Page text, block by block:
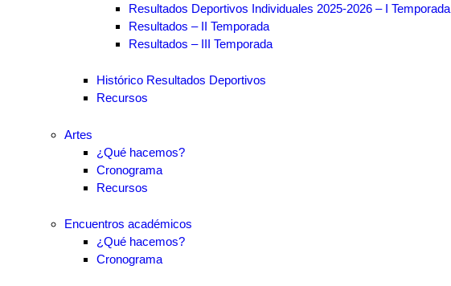
Resultados Deportivos Individuales 2025-2026 – I Temporada
Resultados – II Temporada
Resultados – III Temporada
Histórico Resultados Deportivos
Recursos
Artes
¿Qué hacemos?
Cronograma
Recursos
Encuentros académicos
¿Qué hacemos?
Cronograma